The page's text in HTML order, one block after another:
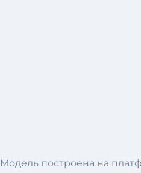
Модель построена на